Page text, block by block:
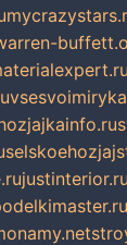
justinterior.ru